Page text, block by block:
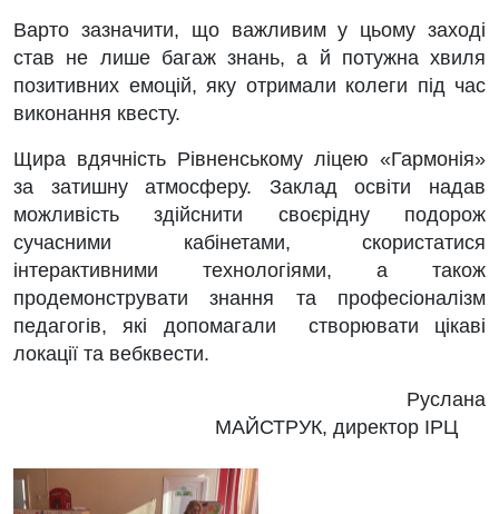
Варто зазначити, що важливим у цьому заході
став не лише багаж знань, а й потужна хвиля
позитивних емоцій, яку отримали колеги під час
виконання квесту.
Щира вдячність Рівненському ліцею «Гармонія»
за затишну атмосферу. Заклад освіти надав
можливість здійснити своєрідну подорож
сучасними кабінетами, скористатися
інтерактивними технологіями, а також
продемонструвати знання та професіоналізм
педагогів, які допомагали створювати цікаві
локації та вебквести.
Руслана
МАЙСТРУК, директор ІРЦ